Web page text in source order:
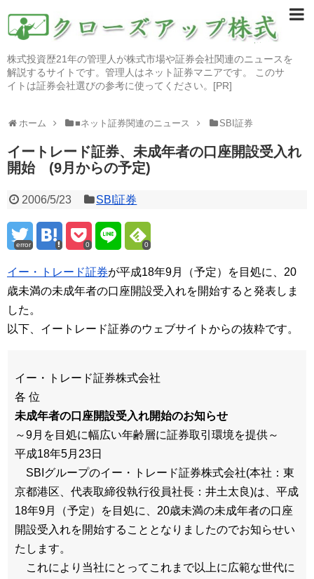
株式投資歴21年の管理人が株式市場や証券会社関連のニュースを
解説するサイトです。管理人はネット証券マニアです。 このサ
イトは証券会社選びの参考に使ってください。[PR]
ホーム ■ネット証券関連のニュース SBI証券
イートレード証券、未成年者の口座開設受入れ
開始 (9月からの予定)
2006/5/23 SBI証券
error 0 0
イー・トレード証券が平成18年9月（予定）を目処に、20
歳未満の未成年者の口座開設受入れを開始すると発表しま
した。
以下、イートレード証券のウェブサイトからの抜粋です。
イー・トレード証券株式会社
各 位
未成年者の口座開設受入れ開始のお知らせ
～9月を目処に幅広い年齢層に証券取引環境を提供～
平成18年5月23日
SBIグループのイー・トレード証券株式会社(本社：東
京都港区、代表取締役執行役員社長：井土太良)は、平成
18年9月（予定）を目処に、20歳未満の未成年者の口座
開設受入れを開始することとなりましたのでお知らせい
たします。
これにより当社にとってこれまで以上に広範な世代に